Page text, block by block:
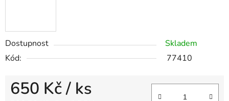
Dostupnost
Skladem
Kód:
77410
650 Kč/ ks